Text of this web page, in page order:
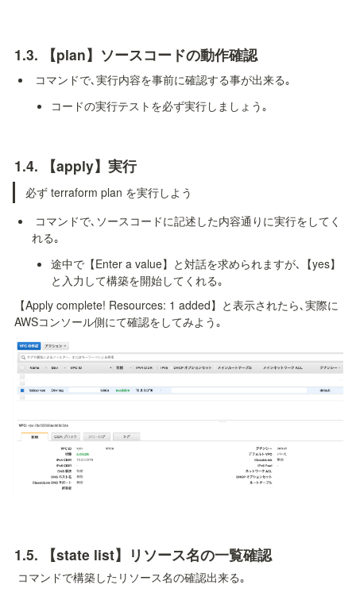
1.3. 【plan】ソースコードの動作確認
コマンドで､実行内容を事前に確認する事が出来る｡
コードの実行テストを必ず実行しましょう｡
1.4. 【apply】実行
必ず terraform plan を実行しよう
コマンドで､ソースコードに記述した内容通りに実行をしてく
れる｡
途中で【Enter a value】と対話を求められますが､【yes】
と入力して構築を開始してくれる｡
【Apply complete! Resources: 1 added】と表示されたら､実際に
AWSコンソール側にて確認をしてみよう｡
1.5. 【state list】リソース名の一覧確認
コマンドで構築したリソース名の確認出来る｡